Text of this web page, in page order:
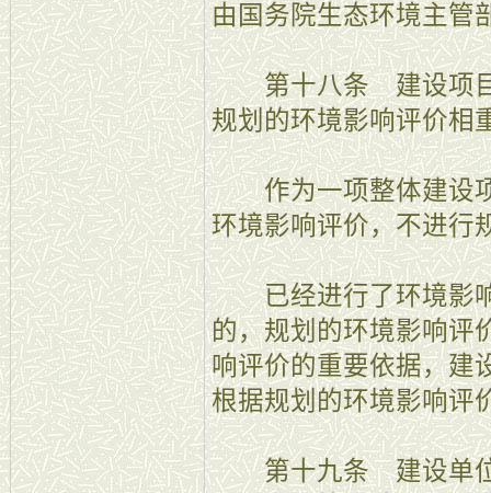
由国务院生态环境主管
第十八条 建设项目
规划的环境影响评价相
作为一项整体建设项
环境影响评价，不进行
已经进行了环境影响
的，规划的环境影响评
响评价的重要依据，建
根据规划的环境影响评
第十九条 建设单位